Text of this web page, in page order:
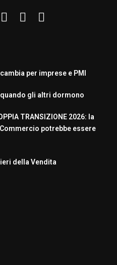
per imprese e PMI
gli altri dormono
TRANSIZIONE 2026: la
potrebbe essere
della Vendita